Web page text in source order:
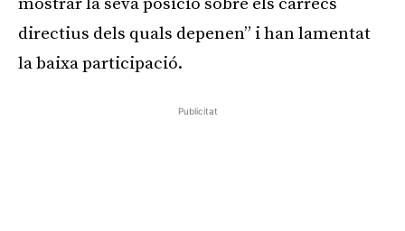
directius dels quals depenen” i han lamentat
la baixa participació.
Publicitat